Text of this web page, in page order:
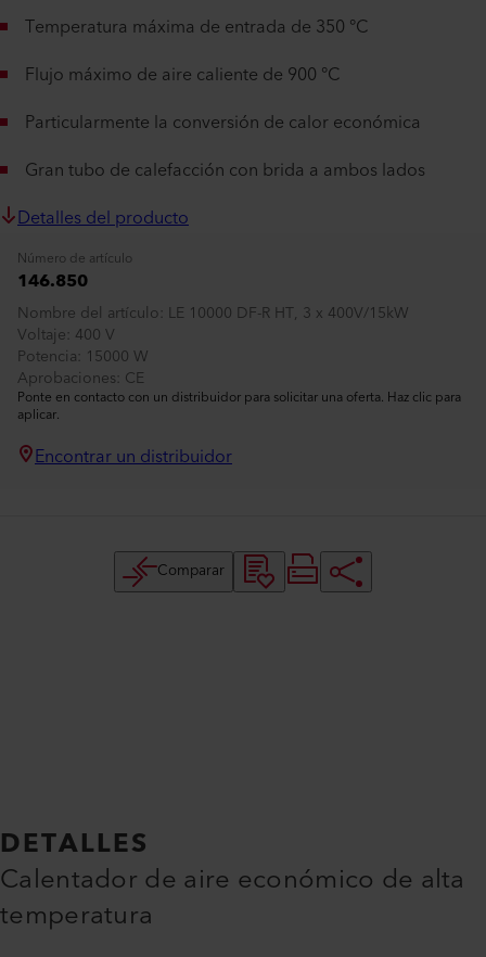
Temperatura máxima de entrada de 350 °C
Flujo máximo de aire caliente de 900 °C
Particularmente la conversión de calor económica
Gran tubo de calefacción con brida a ambos lados
Detalles del producto
Número de artículo
146.850
Nombre del artículo LE 10000 DF-R HT, 3 x 400V/15kW
Voltaje 400 V
Potencia 15000 W
Aprobaciones CE
Ponte en contacto con un distribuidor para solicitar una oferta. Haz clic para
aplicar.
Encontrar un distribuidor
Comparar
DETALLES
Calentador de aire económico de alta
temperatura